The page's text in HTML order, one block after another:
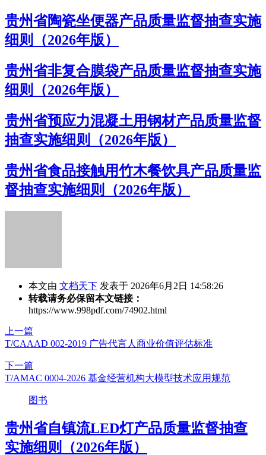
贵州省陶瓷坐便器产品质量监督抽查实施
细则（2026年版）
贵州省非复合膜袋产品质量监督抽查实施
细则（2026年版）
贵州省预应力混凝土用钢材产品质量监督
抽查实施细则（2026年版）
贵州省食品接触用竹木餐饮具产品质量监
督抽查实施细则（2026年版）
本文由 文档天下 发表于 2026年6月2日 14:58:26
转载请务必保留本文链接：
https://www.998pdf.com/74902.html
上一篇
T/CAAAD 002-2019 广告代言人商业价值评估标准
下一篇
T/AMAC 0004-2026 基金经营机构大模型技术应用规范
图书
贵州省自镇流LED灯产品质量监督抽查
实施细则（2026年版）